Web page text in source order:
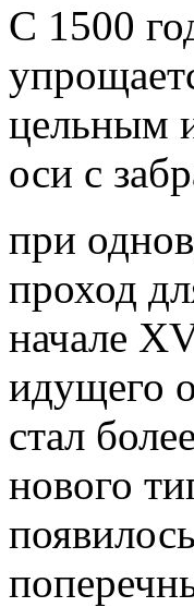
С 1500
цельным
оси с
при
проход
начале
идущего
стал
нового